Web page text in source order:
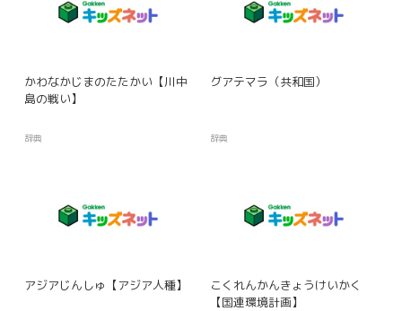
かわなかじまのたたかい【川中
島の戦い】
辞典
グアテマラ（共和国）
辞典
アジアじんしゅ【アジア人種】
こくれんかんきょうけいかく
【国連環境計画】